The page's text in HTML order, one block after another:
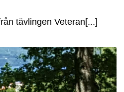
tävlingen Veteran[...]